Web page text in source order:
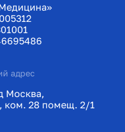
адрес
Москва,
ком. 28 помещ. 2/1